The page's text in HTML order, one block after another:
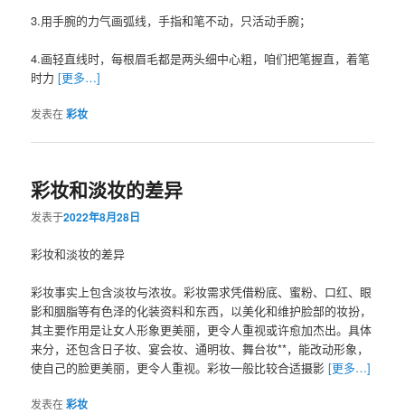
3.用手腕的力气画弧线，手指和笔不动，只活动手腕；
4.画轻直线时，每根眉毛都是两头细中心粗，咱们把笔握直，着笔
时力[更多…]
发表在彩妆
彩妆和淡妆的差异
发表于2022年8月28日
彩妆和淡妆的差异
彩妆事实上包含淡妆与浓妆。彩妆需求凭借粉底、蜜粉、口红、眼
影和胭脂等有色泽的化装资料和东西，以美化和维护脸部的妆扮，
其主要作用是让女人形象更美丽，更令人重视或许愈加杰出。具体
来分，还包含日子妆、宴会妆、通明妆、舞台妆**，能改动形象，
使自己的脸更美丽，更令人重视。彩妆一般比较合适摄影[更多…]
发表在彩妆